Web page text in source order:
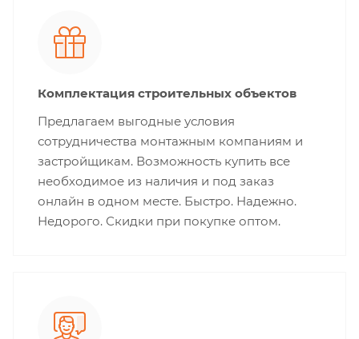
Комплектация строительных объектов
Предлагаем выгодные условия
сотрудничества монтажным компаниям и
застройщикам. Возможность купить все
необходимое из наличия и под заказ
онлайн в одном месте. Быстро. Надежно.
Недорого. Скидки при покупке оптом.